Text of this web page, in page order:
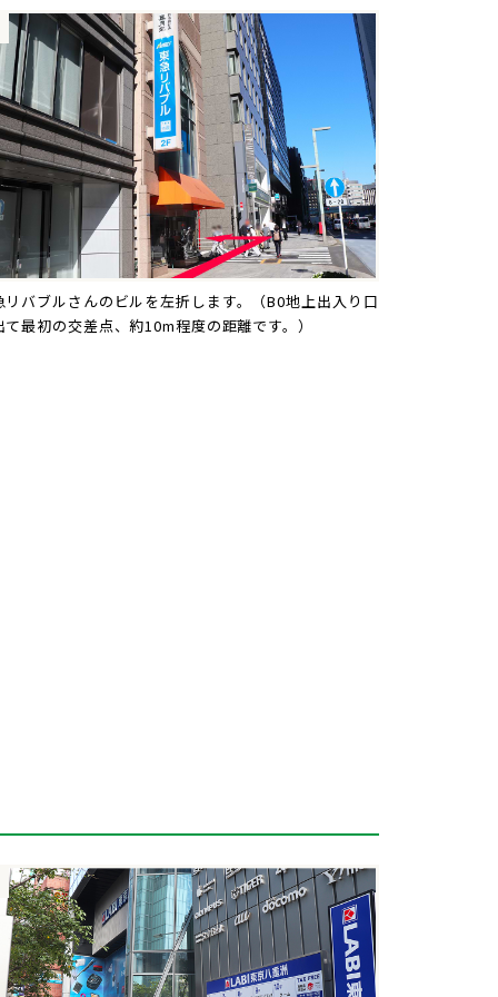
リバブルさんのビルを左折します。（B0地上出入り口
て最初の交差点、約10m程度の距離です。）